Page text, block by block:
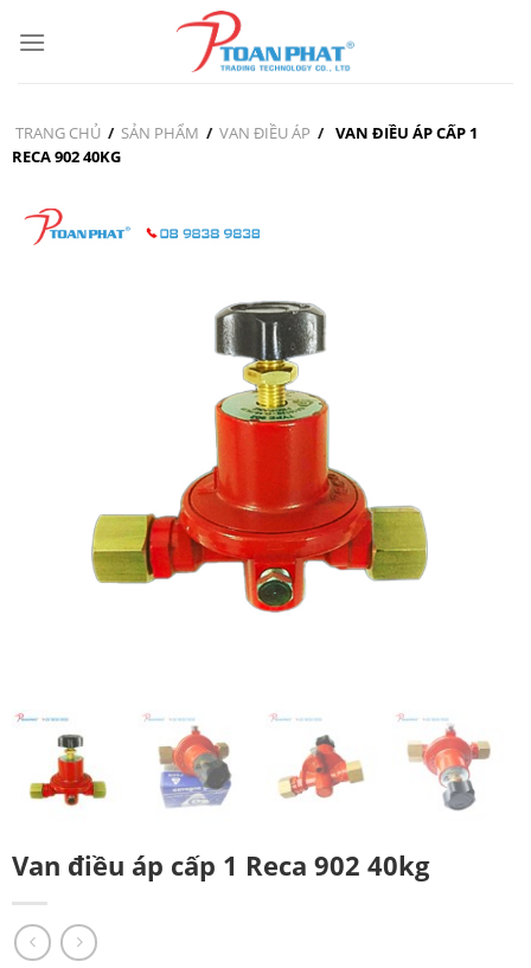
TRANG CHỦ / SẢN PHẨM / VAN ĐIỀU ÁP / VAN ĐIỀU ÁP CẤP 1
RECA 902 40KG
Van điều áp cấp 1 Reca 902 40kg